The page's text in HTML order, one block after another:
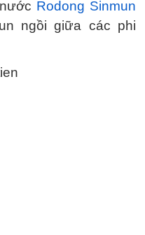
Rodong Sinmun
ngồi giữa các phi